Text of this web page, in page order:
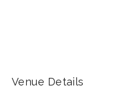
Venue Details